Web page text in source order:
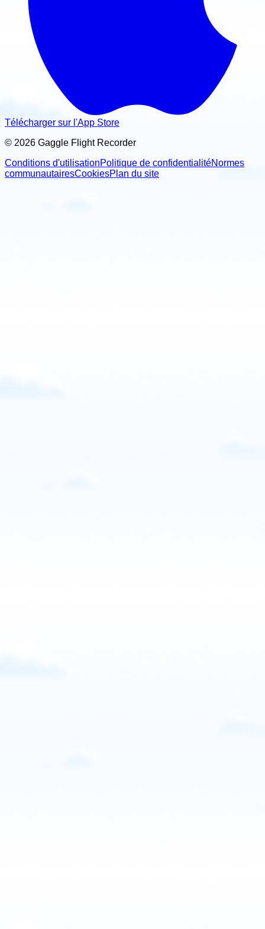
Télécharger sur l'App Store
© 2026 Gaggle Flight Recorder
Conditions d'utilisationPolitique de confidentialitéNormes
communautairesCookiesPlan du site